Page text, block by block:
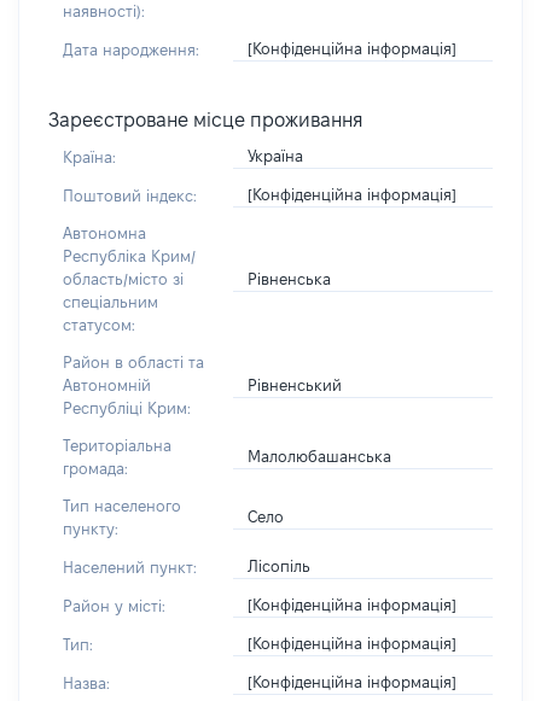
наявності):
Дата народження: [Конфіденційна інформація]
Зареєстроване місце проживання
Країна: Україна
Поштовий індекс: [Конфіденційна інформація]
Автономна
Республіка Крим/
область/місто зі
спеціальним
статусом:
Рівненська
Район в області та
Автономній
Республіці Крим:
Рівненський
Територіальна
громада:
Малолюбашанська
Тип населеного
пункту:
Село
Населений пункт: Лісопіль
Район у місті: [Конфіденційна інформація]
Тип: [Конфіденційна інформація]
Назва: [Конфіденційна інформація]